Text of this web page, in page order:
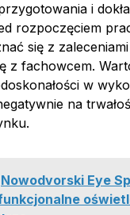
i
rozpoczęciem
się z
z fachowcem.
w
na
Nowodvorski Eye